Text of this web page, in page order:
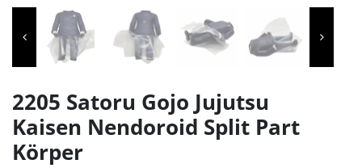
2205 Satoru Gojo Jujutsu
Kaisen Nendoroid Split Part
Körper